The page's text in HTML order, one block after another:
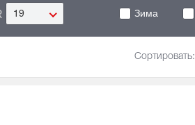
19 Зима
Сортировать: